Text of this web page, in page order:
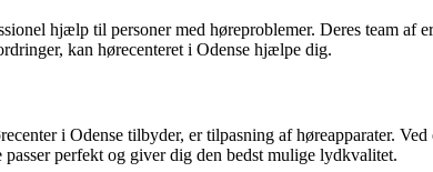
hjælp til personer med høreproblemer. Deres team
kan hørecenteret i Odense hjælpe dig.
i Odense tilbyder, er tilpasning af høreapparater.
passer perfekt og giver dig den bedst mulige lydkvalitet.